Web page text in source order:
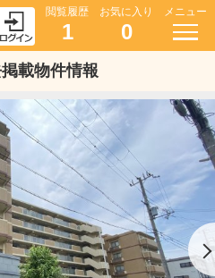
閲覧履歴
1
お気に入り
0
メニュー
載物件情報